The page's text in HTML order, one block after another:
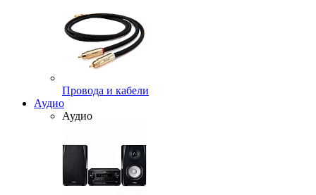
Провода и кабели
Аудио
Аудио